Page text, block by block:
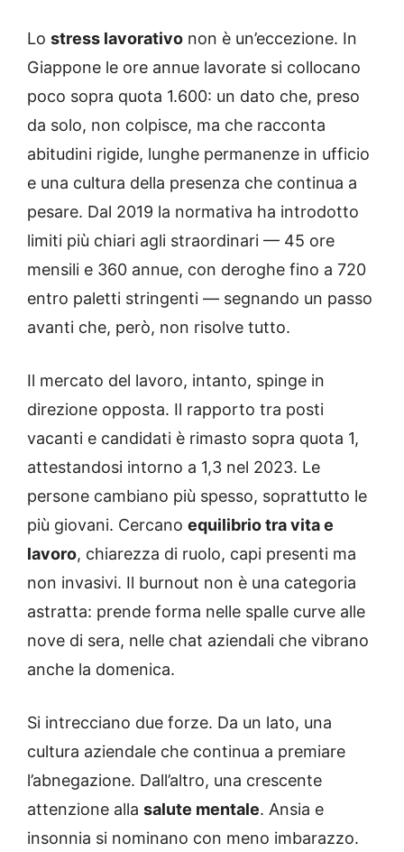
Lo stress lavorativo non è un’eccezione. In
Giappone le ore annue lavorate si collocano
poco sopra quota 1.600: un dato che, preso
da solo, non colpisce, ma che racconta
abitudini rigide, lunghe permanenze in ufficio
e una cultura della presenza che continua a
pesare. Dal 2019 la normativa ha introdotto
limiti più chiari agli straordinari — 45 ore
mensili e 360 annue, con deroghe fino a 720
entro paletti stringenti — segnando un passo
avanti che, però, non risolve tutto.
Il mercato del lavoro, intanto, spinge in
direzione opposta. Il rapporto tra posti
vacanti e candidati è rimasto sopra quota 1,
attestandosi intorno a 1,3 nel 2023. Le
persone cambiano più spesso, soprattutto le
più giovani. Cercano equilibrio tra vita e
lavoro, chiarezza di ruolo, capi presenti ma
non invasivi. Il burnout non è una categoria
astratta: prende forma nelle spalle curve alle
nove di sera, nelle chat aziendali che vibrano
anche la domenica.
Si intrecciano due forze. Da un lato, una
cultura aziendale che continua a premiare
l’abnegazione. Dall’altro, una crescente
attenzione alla salute mentale. Ansia e
insonnia si nominano con meno imbarazzo.